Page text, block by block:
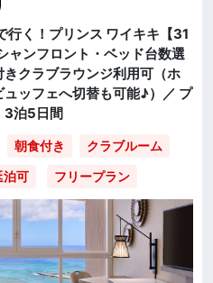
行く！プリンス ワイキキ【31
ャンフロント・ベッド台数選
クラブラウンジ利用可（ホ
ッフェへ切替も可能♪）／ プ
3泊5日間
朝食付き
クラブルーム
泊可 フリープラン